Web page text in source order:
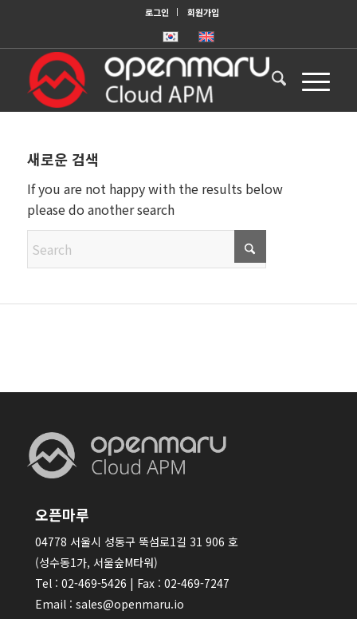
로그인 회원가입
새로운 검색
If you are not happy with the results below
please do another search
오픈마루
04778 서울시 성동구 뚝섬로1길 31 906 호
(성수동1가, 서울숲M타워)
Tel : 02-469-5426 | Fax : 02-469-7247
Email : sales@openmaru.io